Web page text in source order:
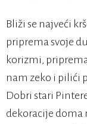
Bliži se najveći
priprema svoje
korizmi,
nam zeko i pilići
Dobri stari
dekoracije doma